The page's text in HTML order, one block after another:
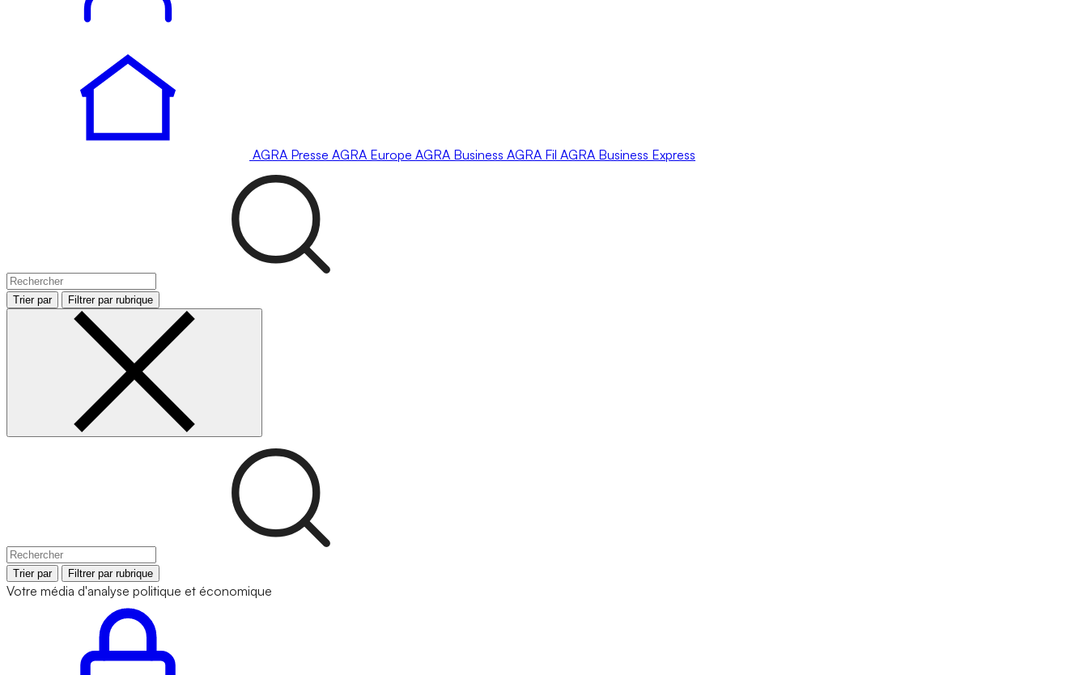
AGRA Presse AGRA Europe AGRA Business AGRA Fil AGRA Business Express
Trier par Filtrer par rubrique
Trier par Filtrer par rubrique
Votre média d'analyse politique et économique